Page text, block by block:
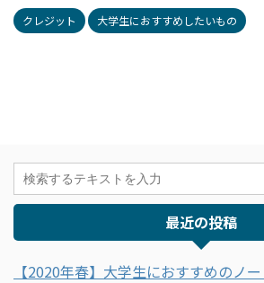
クレジット 大学生におすすめしたいもの
最近の投稿
【2020年春】大学生におすすめのノ